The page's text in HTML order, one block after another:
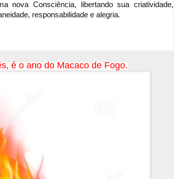
nova Consciência,
libertando sua criatividade,
responsabilidade e alegria.
é o ano do Macaco de Fogo.